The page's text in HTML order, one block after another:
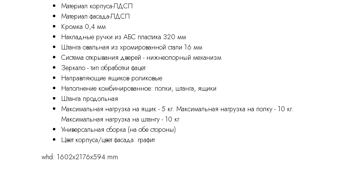
Материал корпуса-ЛДСП
Материал фасада-ЛДСП
Кромка 0,4 мм
Накладные ручки из АБС пластика 320 мм
Штанга овальная из хромированной стали 16 мм
Система открывания дверей - нижнеопорный механизм
Зеркало - тип обработки фацет
Направляющие ящиков роликовые
Наполнение комбинированное: полки, штанга, ящики
Штанга продольная
Максимальная нагрузка на ящик - 5 кг. Максимальная нагрузка на полку - 10 кг.
Максимальная нагрузка на штангу - 10 кг
Универсальная сборка (на обе стороны)
Цвет корпуса/цвет фасада: графит
whd: 1602x2176x594 mm